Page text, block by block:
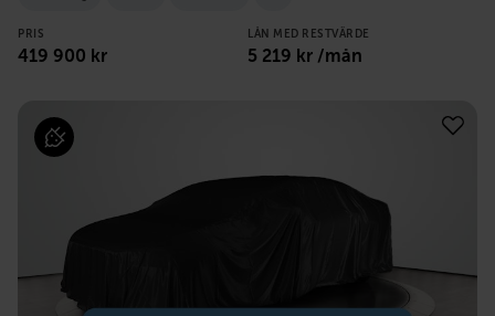
PRIS
419 900 kr
LÅN MED RESTVÄRDE
5 219 kr /mån